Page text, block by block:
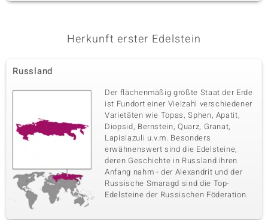
Herkunft erster Edelstein
Russland
Der flächenmäßig größte Staat der Erde
ist Fundort einer Vielzahl verschiedener
Varietäten wie Topas, Sphen, Apatit,
Diopsid, Bernstein, Quarz, Granat,
Lapislazuli u.v.m. Besonders
erwähnenswert sind die Edelsteine,
deren Geschichte in Russland ihren
Anfang nahm - der Alexandrit und der
Russische Smaragd sind die Top-
Edelsteine der Russischen Föderation.